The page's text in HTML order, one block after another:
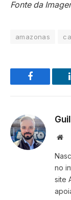
Fonte da
amazonas
Facebook
Site
no
site